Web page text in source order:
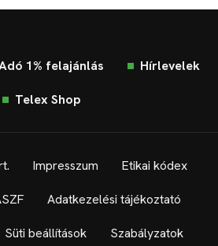
1% felajánlás Hírlevelek
Telex Shop
Impresszum Etikai kódex
Adatkezelési tájékoztató
Süti beállítások Szabályzatok